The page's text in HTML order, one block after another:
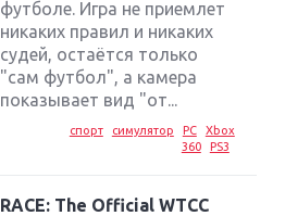
футболе. Игра не приемлет
никаких правил и никаких
судей, остаётся только
"сам футбол", а камера
показывает вид "от...
спорт симулятор PC
Xbox
360
PS3
RACE: The Official WTCC